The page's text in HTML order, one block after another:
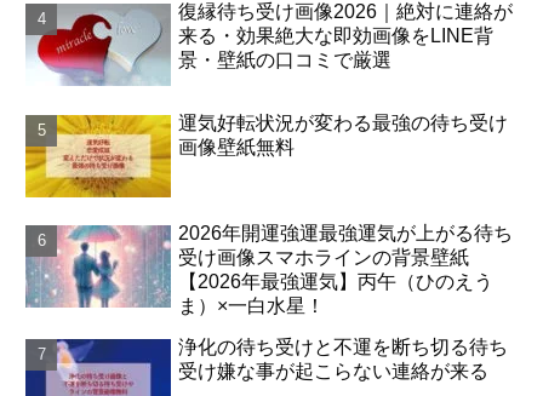
復縁待ち受け画像2026｜絶対に連絡が
来る・効果絶大な即効画像をLINE背
景・壁紙の口コミで厳選
運気好転状況が変わる最強の待ち受け
画像壁紙無料
2026年開運強運最強運気が上がる待ち
受け画像スマホラインの背景壁紙
【2026年最強運気】丙午（ひのえう
ま）×一白水星！
浄化の待ち受けと不運を断ち切る待ち
受け嫌な事が起こらない連絡が来る